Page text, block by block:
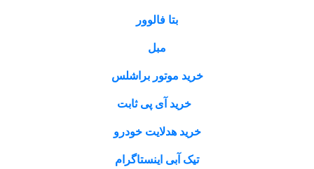
بتا فالوور
خرید موتور براشلس
خرید آی پی ثابت
خرید هدلایت خودرو
تیک آبی اینستاگرام